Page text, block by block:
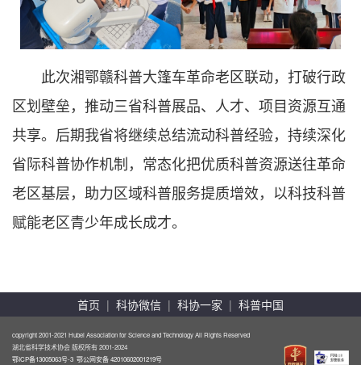
此次湘鄂赣科普大篷车革命老区联动，打破行政
区划壁垒，推动三省科普展品、人才、项目资源互通
共享。后期我省将继续总结流动科普经验，持续深化
省际科普协作机制，常态化把优质科普资源送往革命
老区基层，助力区域科普服务提质增效，以科技科普
赋能老区青少年成长成才。
首页 | 科协微信 | 科协一家 | 科普中国
copyright 2001-2021 Hubei Association for Science and Technology All Rights Reserved
湖北省科学技术协会 版权所有 2001-2024
鄂ICP备13005063号-3 鄂公网安备 42010602001219号